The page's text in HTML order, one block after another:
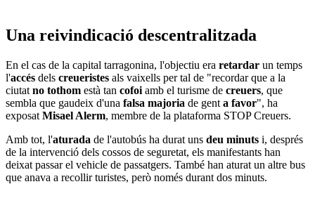
Una reivindicació descentralitzada
En el cas de la capital tarragonina, l'objectiu era retardar un temps
l'accés dels creueristes als vaixells per tal de "recordar que a la
ciutat no tothom està tan cofoi amb el turisme de creuers, que
sembla que gaudeix d'una falsa majoria de gent a favor", ha
exposat Misael Alerm, membre de la plataforma STOP Creuers.
Amb tot, l'aturada de l'autobús ha durat uns deu minuts i, després
de la intervenció dels cossos de seguretat, els manifestants han
deixat passar el vehicle de passatgers. També han aturat un altre bus
que anava a recollir turistes, però només durant dos minuts.